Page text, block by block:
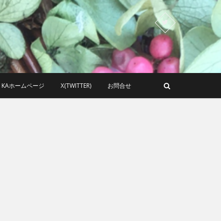
KAホームページ X(TWITTER) お問合せ